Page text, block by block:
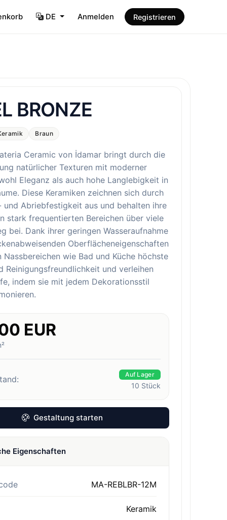
DE Anmelden Registrieren
BRONZE
Braun
Ceramic von İdamar bringt durch die
natürlicher Texturen mit moderner
Eleganz als auch hohe Langlebigkeit in
Diese Keramiken zeichnen sich durch
und Abriebfestigkeit aus und behalten ihre
stark frequentierten Bereichen über viele
bei. Dank ihrer geringen Wasseraufnahme
Oberflächeneigenschaften
Nassbereichen wie Bad und Küche höchste
Reinigungsfreundlichkeit und verleihen
indem sie mit jedem Dekorationsstil
EUR
Auf Lager
10 Stück
Gestaltung starten
Eigenschaften
MA-REBLBR-12M
Keramik